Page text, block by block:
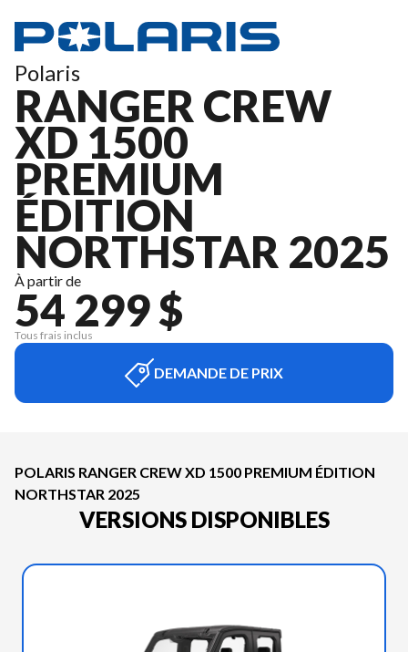
Polaris
RANGER CREW
XD 1500
PREMIUM
ÉDITION
NORTHSTAR 2025
À partir de
54 299 $
Tous frais inclus
DEMANDE DE PRIX
POLARIS RANGER CREW XD 1500 PREMIUM ÉDITION
NORTHSTAR 2025
VERSIONS DISPONIBLES